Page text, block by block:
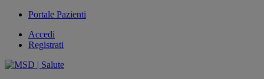
Portale Pazienti
Accedi
Registrati